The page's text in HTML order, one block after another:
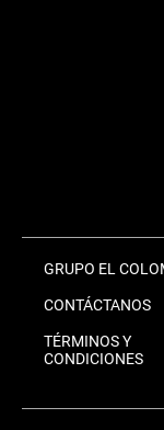
GRUPO EL
CONTÁCTANOS
TÉRMINOS Y
CONDICIONES